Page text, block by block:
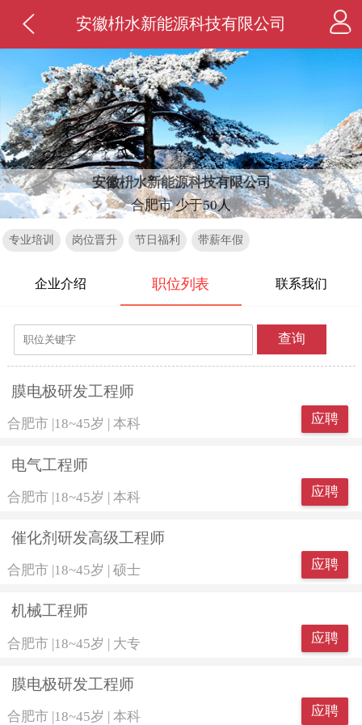
安徽枡水新能源科技有限公司
安徽枡水新能源科技有限公司
合肥市 少于50人
专业培训 岗位晋升 节日福利 带薪年假
企业介绍 职位列表 联系我们
查询
膜电极研发工程师
合肥市 18~45岁 本科 应聘
电气工程师
合肥市 |18~45岁 | 本科 应聘
催化剂研发高级工程师
合肥市 18~45岁 硕士 应聘
机械工程师
合肥市 |18~45岁 | 大专 应聘
膜电极研发工程师
合肥市 |18~45岁 | 本科 应聘